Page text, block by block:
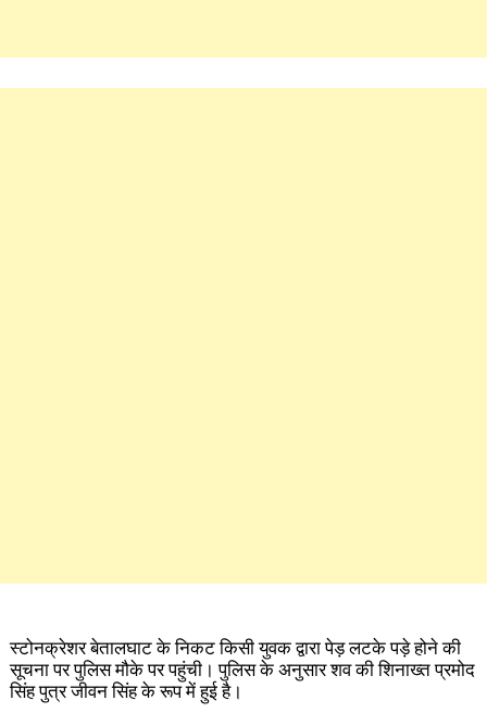
स्टोनक्रेशर बेतालघाट के निकट किसी युवक द्वारा पेड़ लटके पड़े होने की
सूचना पर पुलिस मौके पर पहुंची। पुलिस के अनुसार शव की शिनाख्त प्रमोद
सिंह पुत्र जीवन सिंह के रूप में हुई है।